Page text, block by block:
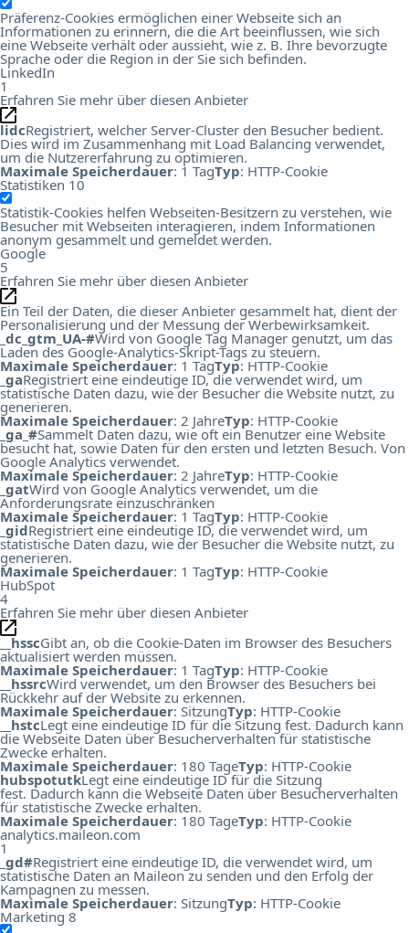
Präferenz-Cookies ermöglichen einer Webseite sich an
Informationen zu erinnern, die die Art beeinflussen, wie sich
eine Webseite verhält oder aussieht, wie z. B. Ihre bevorzugte
Sprache oder die Region in der Sie sich befinden.
LinkedIn
1
Erfahren Sie mehr über diesen Anbieter
lidcRegistriert, welcher Server-Cluster den Besucher bedient.
Dies wird im Zusammenhang mit Load Balancing verwendet,
um die Nutzererfahrung zu optimieren.
Maximale Speicherdauer: 1 TagTyp: HTTP-Cookie
Statistiken 10
Statistik-Cookies helfen Webseiten-Besitzern zu verstehen, wie
Besucher mit Webseiten interagieren, indem Informationen
anonym gesammelt und gemeldet werden.
Google
5
Erfahren Sie mehr über diesen Anbieter
Ein Teil der Daten, die dieser Anbieter gesammelt hat, dient der
Personalisierung und der Messung der Werbewirksamkeit.
_dc_gtm_UA-#Wird von Google Tag Manager genutzt, um das
Laden des Google-Analytics-Skript-Tags zu steuern.
Maximale Speicherdauer: 1 TagTyp: HTTP-Cookie
_gaRegistriert eine eindeutige ID, die verwendet wird, um
statistische Daten dazu, wie der Besucher die Website nutzt, zu
generieren.
Maximale Speicherdauer: 2 JahreTyp: HTTP-Cookie
_ga_#Sammelt Daten dazu, wie oft ein Benutzer eine Website
besucht hat, sowie Daten für den ersten und letzten Besuch. Von
Google Analytics verwendet.
Maximale Speicherdauer: 2 JahreTyp: HTTP-Cookie
_gatWird von Google Analytics verwendet, um die
Anforderungsrate einzuschränken
Maximale Speicherdauer: 1 TagTyp: HTTP-Cookie
_gidRegistriert eine eindeutige ID, die verwendet wird, um
statistische Daten dazu, wie der Besucher die Website nutzt, zu
generieren.
Maximale Speicherdauer: 1 TagTyp: HTTP-Cookie
HubSpot
4
Erfahren Sie mehr über diesen Anbieter
__hsscGibt an, ob die Cookie-Daten im Browser des Besuchers
aktualisiert werden müssen.
Maximale Speicherdauer: 1 TagTyp: HTTP-Cookie
__hssrcWird verwendet, um den Browser des Besuchers bei
Rückkehr auf der Website zu erkennen.
Maximale Speicherdauer: SitzungTyp: HTTP-Cookie
__hstcLegt eine eindeutige ID für die Sitzung fest. Dadurch kann
die Webseite Daten über Besucherverhalten für statistische
Zwecke erhalten.
Maximale Speicherdauer: 180 TageTyp: HTTP-Cookie
hubspotutkLegt eine eindeutige ID für die Sitzung
fest. Dadurch kann die Webseite Daten über Besucherverhalten
für statistische Zwecke erhalten.
Maximale Speicherdauer: 180 TageTyp: HTTP-Cookie
analytics.maileon.com
1
_gd#Registriert eine eindeutige ID, die verwendet wird, um
statistische Daten an Maileon zu senden und den Erfolg der
Kampagnen zu messen.
Maximale Speicherdauer: SitzungTyp: HTTP-Cookie
Marketing 8